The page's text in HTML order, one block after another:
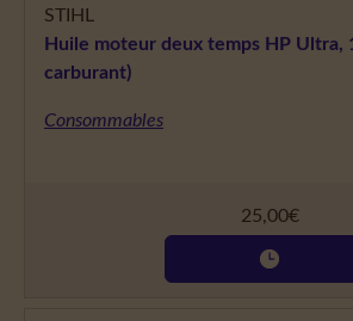
STIHL
Huile moteur deux temps HP Ultra,
carburant)
Consommables
25,00€